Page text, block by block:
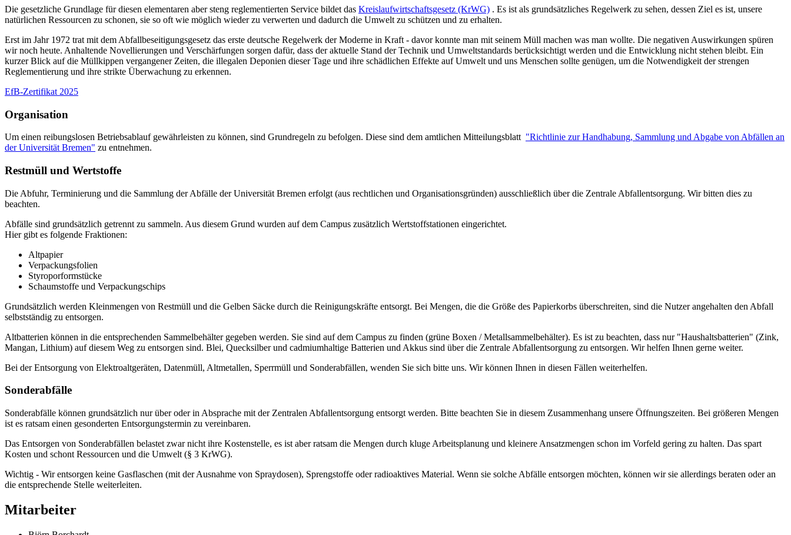
Die gesetzliche Grundlage für diesen elementaren aber steng reglementierten Service bildet das Kreislaufwirtschaftsgesetz (KrWG) . Es ist als grundsätzliches Regelwerk zu sehen, dessen Ziel es ist, unsere
natürlichen Ressourcen zu schonen, sie so oft wie möglich wieder zu verwerten und dadurch die Umwelt zu schützen und zu erhalten.
Erst im Jahr 1972 trat mit dem Abfallbeseitigungsgesetz das erste deutsche Regelwerk der Moderne in Kraft - davor konnte man mit seinem Müll machen was man wollte. Die negativen Auswirkungen spüren
wir noch heute. Anhaltende Novellierungen und Verschärfungen sorgen dafür, dass der aktuelle Stand der Technik und Umweltstandards berücksichtigt werden und die Entwicklung nicht stehen bleibt. Ein
kurzer Blick auf die Müllkippen vergangener Zeiten, die illegalen Deponien dieser Tage und ihre schädlichen Effekte auf Umwelt und uns Menschen sollte genügen, um die Notwendigkeit der strengen
Reglementierung und ihre strikte Überwachung zu erkennen.
EfB-Zertifikat 2025
Organisation
Um einen reibungslosen Betriebsablauf gewährleisten zu können, sind Grundregeln zu befolgen. Diese sind dem amtlichen Mitteilungsblatt "Richtlinie zur Handhabung, Sammlung und Abgabe von Abfällen an
der Universität Bremen" zu entnehmen.
Restmüll und Wertstoffe
Die Abfuhr, Terminierung und die Sammlung der Abfälle der Universität Bremen erfolgt (aus rechtlichen und Organisationsgründen) ausschließlich über die Zentrale Abfallentsorgung. Wir bitten dies zu
beachten.
Abfälle sind grundsätzlich getrennt zu sammeln. Aus diesem Grund wurden auf dem Campus zusätzlich Wertstoffstationen eingerichtet.
Hier gibt es folgende Fraktionen:
Altpapier
Verpackungsfolien
Styroporformstücke
Schaumstoffe und Verpackungschips
Grundsätzlich werden Kleinmengen von Restmüll und die Gelben Säcke durch die Reinigungskräfte entsorgt. Bei Mengen, die die Größe des Papierkorbs überschreiten, sind die Nutzer angehalten den Abfall
selbstständig zu entsorgen.
Altbatterien können in die entsprechenden Sammelbehälter gegeben werden. Sie sind auf dem Campus zu finden (grüne Boxen / Metallsammelbehälter). Es ist zu beachten, dass nur "Haushaltsbatterien" (Zink,
Mangan, Lithium) auf diesem Weg zu entsorgen sind. Blei, Quecksilber und cadmiumhaltige Batterien und Akkus sind über die Zentrale Abfallentsorgung zu entsorgen. Wir helfen Ihnen gerne weiter.
Bei der Entsorgung von Elektroaltgeräten, Datenmüll, Altmetallen, Sperrmüll und Sonderabfällen, wenden Sie sich bitte uns. Wir können Ihnen in diesen Fällen weiterhelfen.
Sonderabfälle
Sonderabfälle können grundsätzlich nur über oder in Absprache mit der Zentralen Abfallentsorgung entsorgt werden. Bitte beachten Sie in diesem Zusammenhang unsere Öffnungszeiten. Bei größeren Mengen
ist es ratsam einen gesonderten Entsorgungstermin zu vereinbaren.
Das Entsorgen von Sonderabfällen belastet zwar nicht ihre Kostenstelle, es ist aber ratsam die Mengen durch kluge Arbeitsplanung und kleinere Ansatzmengen schon im Vorfeld gering zu halten. Das spart
Kosten und schont Ressourcen und die Umwelt (§ 3 KrWG).
Wichtig - Wir entsorgen keine Gasflaschen (mit der Ausnahme von Spraydosen), Sprengstoffe oder radioaktives Material. Wenn sie solche Abfälle entsorgen möchten, können wir sie allerdings beraten oder an
die entsprechende Stelle weiterleiten.
Mitarbeiter